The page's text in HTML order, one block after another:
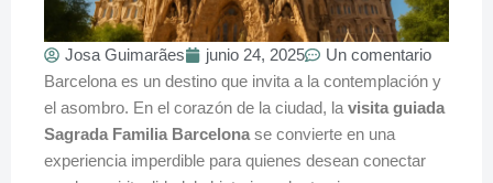
Josa Guimarães junio 24, 2025
Un comentario
Barcelona es un destino que invita a la contemplación y
el asombro. En el corazón de la ciudad, la visita guiada
Sagrada Familia Barcelona se convierte en una
experiencia imperdible para quienes desean conectar